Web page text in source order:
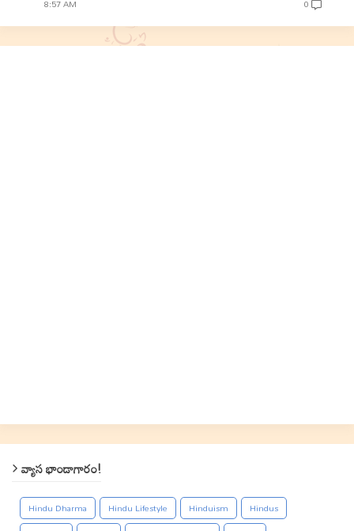
8:57 AM 0
వ్యాస భాండాగారం!
Hindu Dharma Hindu Lifestyle Hinduism
Hindus